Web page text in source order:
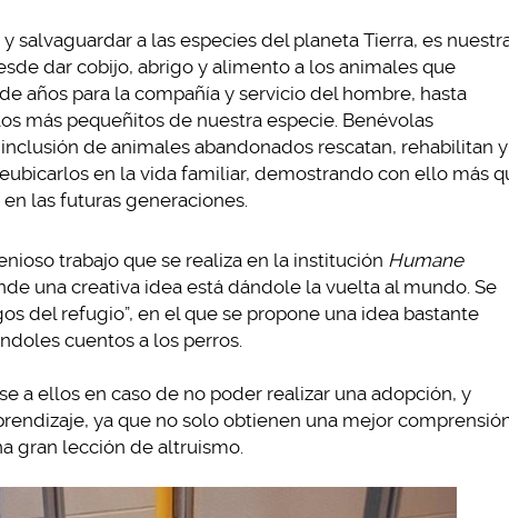
salvaguardar a las especies del planeta Tierra, es
dar cobijo, abrigo y alimento a los animales que
años para la compañía y servicio del hombre, hasta
más pequeñitos de nuestra especie. Benévolas
de animales abandonados rescatan, rehabilitan y
en la vida familiar, demostrando con ello más
las futuras generaciones.
trabajo que se realiza en la institución Humane
una creativa idea está dándole la vuelta al mundo. Se
del refugio”, en el que se propone una idea bastante
cuentos a los perros.
a ellos en caso de no poder realizar una adopción, y
ya que no solo obtienen una mejor
gran lección de altruismo.